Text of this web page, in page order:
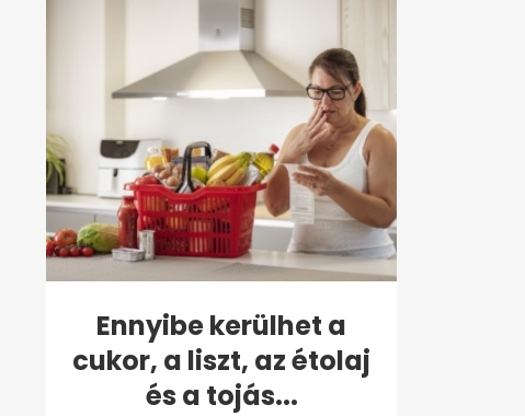
Ennyibe kerülhet a
cukor, a liszt, az étolaj
és a tojás...